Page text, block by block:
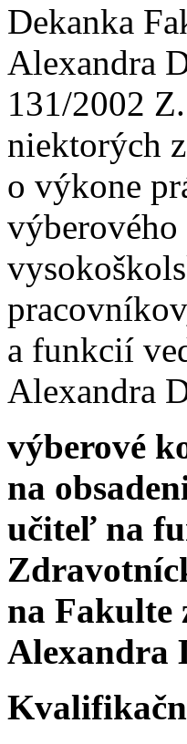
Dekanka
Alexandra
131/2002
niektorých
o výkone
výberového
a funkcií
Alexandra
výberové
na
učiteľ na
na Fakulte
Alexandra